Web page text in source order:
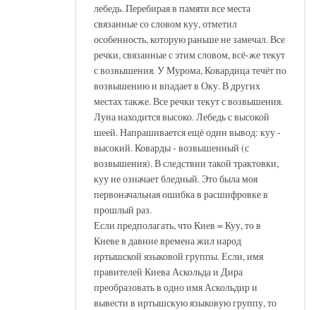
лебедь. Перебирая в памяти все места
связанные со словом куу, отметил
особенность, которую раньше не замечал. Все
речки, связанные с этим словом, всё-же текут
с возвышения. У Мурома, Ковардица течёт по
возвышению и впадает в Оку. В других
местах также. Все речки текут с возвышения.
Луна находится высоко. Лебедь с высокой
шеей. Напрашивается ещё один вывод: куу -
высокий. Коварды - возвышенный (с
возвышения). В следствии такой трактовки,
куу не означает бледный. Это была моя
первоначальная ошибка в расшифровке в
прошлый раз.
Если предполагать, что Киев = Куу, то в
Киеве в давние времена жил народ
иртышской языковой группы. Если, имя
правителей Киева Аскольда и Дира
преобразовать в одно имя Аскольдир и
вывести в иртышскую языковую группу, то